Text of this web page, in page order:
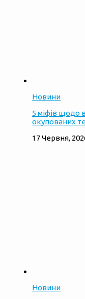
Новини
5 міфів щодо
окупованих
17 Червня,
Новини